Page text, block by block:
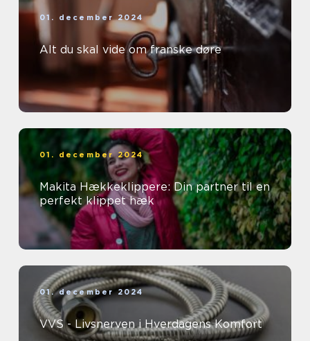
01. december 2024
Alt du skal vide om franske døre
01. december 2024
Makita Hækkeklippere: Din partner til en
perfekt klippet hæk
01. december 2024
VVS - Livsnerven i Hverdagens Komfort